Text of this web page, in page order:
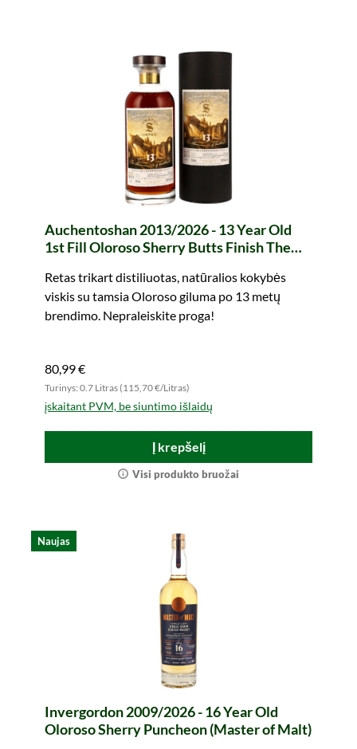
Auchentoshan 2013/2026 - 13 Year Old
1st Fill Oloroso Sherry Butts Finish The
Retas trikart distiliuotas, natūralios kokybės
viskis su tamsia Oloroso giluma po 13 metų
brendimo. Nepraleiskite proga!
80,99 €
Turinys: 0.7 Litras (115,70 €/Litras)
įskaitant PVM, be siuntimo išlaidų
Į krepšelį
Visi produkto bruožai
Naujas
Invergordon 2009/2026 - 16 Year Old
Oloroso Sherry Puncheon (Master of Malt)